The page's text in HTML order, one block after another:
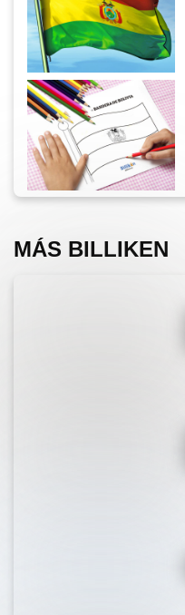
MÁS BILLIKEN